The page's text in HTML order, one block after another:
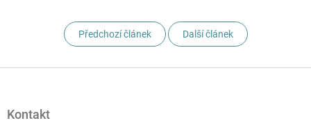
Předchozí článek Další článek
Kontakt